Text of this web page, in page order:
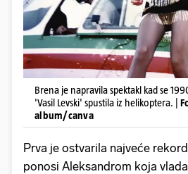
Brena je napravila spektakl kad se
'Vasil Levski' spustila iz helikoptera. |
album/canva
Prva je ostvarila najveće
ponosi Aleksandrom koja